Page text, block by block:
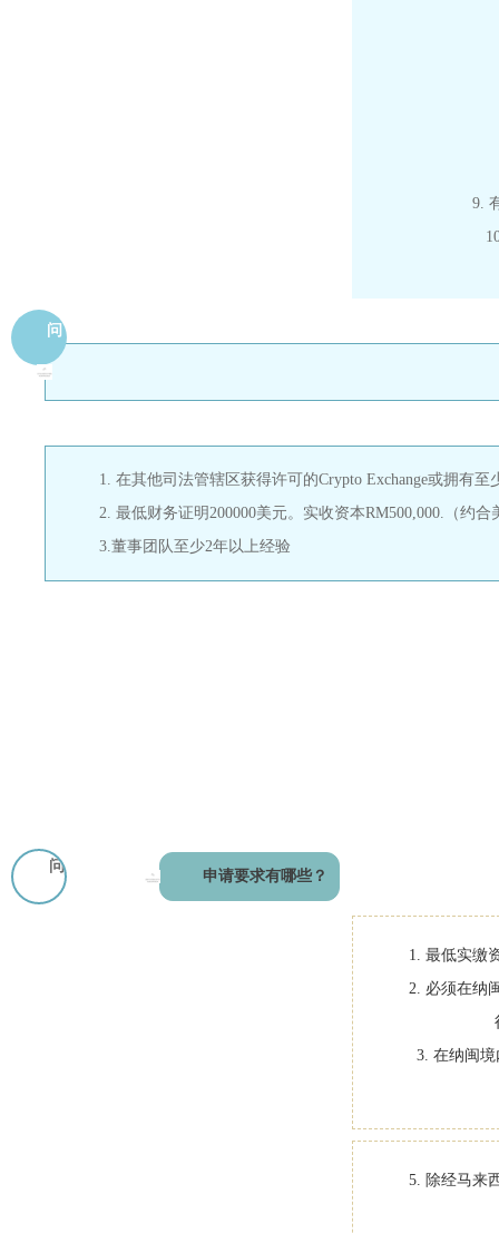
9.
问
1. 在其他司法管辖区获得许可的Crypto Exchange或拥有至
2. 最低财务证明200000美元。实收资本RM500,000.（约合
3.董事团队至少2年以上经验
问
申请要求有哪些？
1. 最低实缴
2. 必须在纳
3. 在纳闽
5. 除经马来